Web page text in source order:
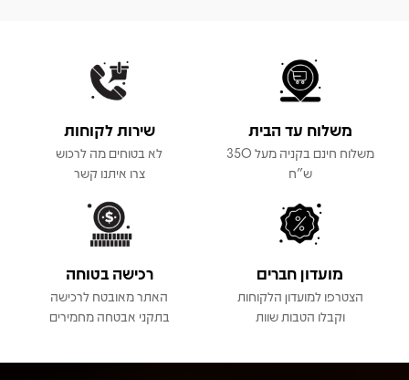
משלוח עד הבית
משלוח חינם בקניה מעל 350
ש"ח
שירות לקוחות
לא בטוחים מה לרכוש
צרו איתנו קשר
מועדון חברים
הצטרפו למועדון הלקוחות
וקבלו הטבות שוות
רכישה בטוחה
האתר מאובטח לרכישה
בתקני אבטחה מחמירים